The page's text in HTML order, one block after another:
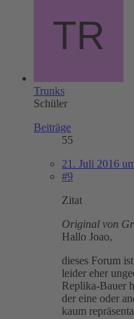
Trunks
Schüler
Beiträge
55
21. Juli 2016
#9
Zitat
Original von
Hallo Joao,
dieses Forum
leider eher
Replika-Bauer
der eine oder
kaum